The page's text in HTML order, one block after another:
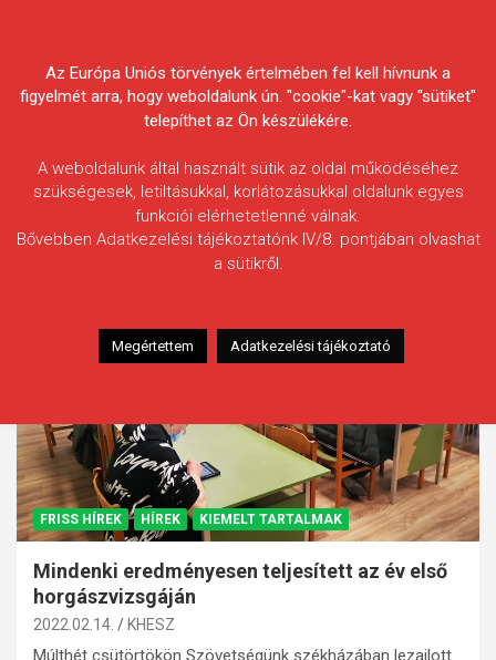
Egyesületek Szövetsége
Címke: horgászvizsga bizottságok
FRISS HÍREK HÍREK KIEMELT TARTALMAK
Mindenki eredményesen teljesített az év első
horgászvizsgáján
2022.02.14. KHESZ
Múlthét csütörtökön Szövetségünk székházában lezajlott
Az Európa Uniós törvények értelmében fel kell hívnunk a
figyelmét arra, hogy weboldalunk ún. "cookie"-kat vagy "sütiket"
telepíthet az Ön készülékére.
A weboldalunk által használt sütik az oldal működéséhez
szükségesek, letiltásukkal, korlátozásukkal oldalunk egyes
funkciói elérhetetlenné válnak.
Bővebben Adatkezelési tájékoztatónk IV/8. pontjában olvashat
a sütikről.
Megértettem Adatkezelési tájékoztató